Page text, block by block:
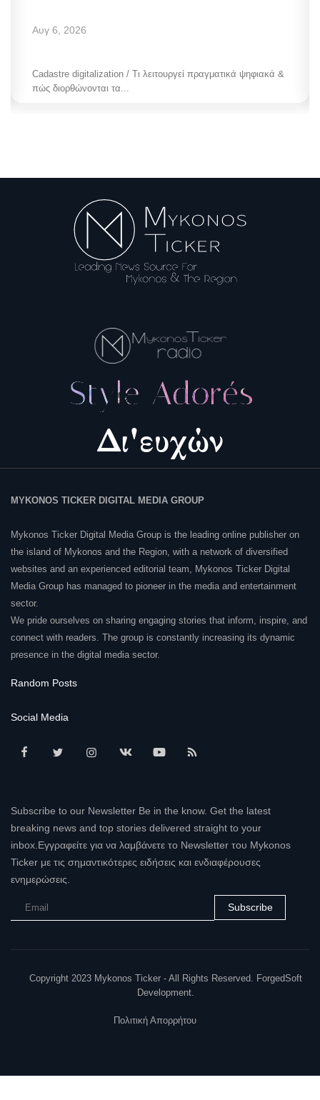
Αυγ 6, 2026
Cadastre digitalization / Τι λειτουργεί πραγματικά ψηφιακά &
πώς διορθώνονται τα...
MYKONOS TICKER DIGITAL MEDIA GROUP
Mykonos Ticker Digital Media Group is the leading online publisher on
the island of Mykonos and the Region, with a network of diversified
websites and an experienced editorial team, Mykonos Ticker Digital
Media Group has managed to pioneer in the media and entertainment
sector.
We pride ourselves on sharing engaging stories that inform, inspire, and
connect with readers. The group is constantly increasing its dynamic
presence in the digital media sector.
Random Posts
Social Media
Subscribe to our Newsletter Be in the know. Get the latest
breaking news and top stories delivered straight to your
inbox.Εγγραφείτε για να λαμβάνετε το Newsletter του Mykonos
Ticker με τις σημαντικότερες ειδήσεις και ενδιαφέρουσες
ενημερώσεις.
Subscribe
Copyright 2023 Mykonos Ticker - All Rights Reserved. ForgedSoft
Development.
Πολιτική Απορρήτου